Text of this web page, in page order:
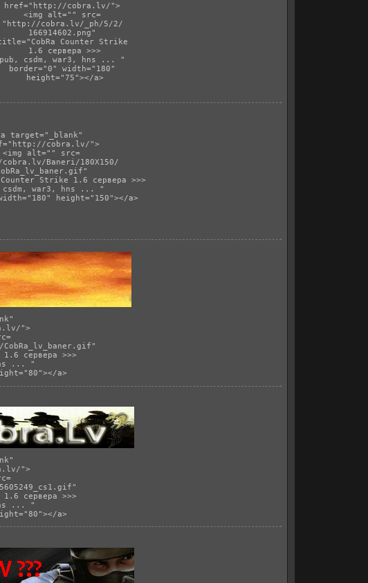
href="http://cobra.lv/">
<img alt="" src=
"http://cobra.lv/_ph/5/2/
166914602.png "
Counter Strike
1.6 сервера >>>
csdm, war3, hns ... "
border="0" width="180"
height="75"></a>
target="_blank"
cobra.lv/">
<img alt="" src=
Baneri/180X150/
Strike 1.6 сервера >>>
csdm, war3, hns ... "
height="150"></a>
">
сервера >>>
... "
a>
">
"
сервера >>>
... "
a>